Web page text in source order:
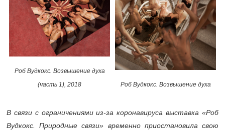
Роб Вудкокс. Возвышение духа
(часть 1), 2018
Роб Вудкокс. Возвышение духа
В связи с ограничениями из-за коронавируса выставка «Роб
Вудкокс. Природные связи» временно приостановила свою